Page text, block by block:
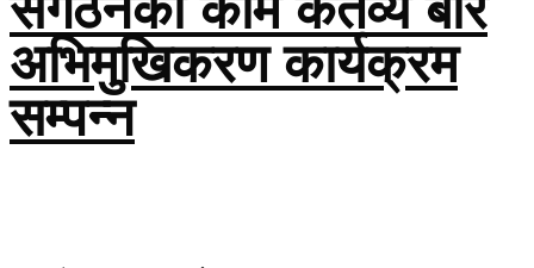
अभिमुखिकरण कार्यक्रम
सम्पन्न